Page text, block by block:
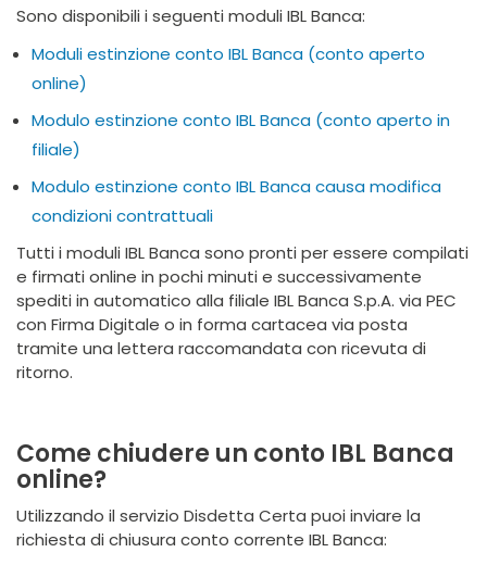
Sono disponibili i seguenti moduli IBL Banca:
Moduli estinzione conto IBL Banca (conto aperto
online)
Modulo estinzione conto IBL Banca (conto aperto in
filiale)
Modulo estinzione conto IBL Banca causa modifica
condizioni contrattuali
Tutti i moduli IBL Banca sono pronti per essere compilati
e firmati online in pochi minuti e successivamente
spediti in automatico alla filiale IBL Banca S.p.A. via PEC
con Firma Digitale o in forma cartacea via posta
tramite una lettera raccomandata con ricevuta di
ritorno.
Come chiudere un conto IBL Banca
online?
Utilizzando il servizio Disdetta Certa puoi inviare la
richiesta di chiusura conto corrente IBL Banca: